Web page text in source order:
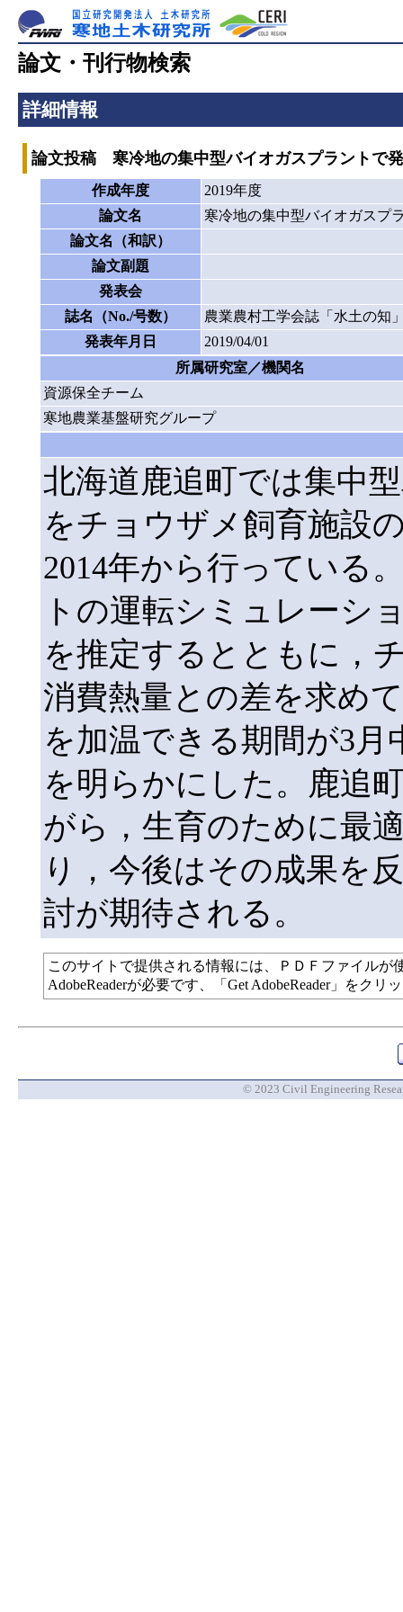
論文・刊行物検索
詳細情報
論文投稿 寒冷地の集中型バイオガスプラントで
作成年度
2019年度
論文名
寒冷地の集中型バイオガスプ
論文名（和訳）
論文副題
発表会
誌名（No./号数）
農業農村工学会誌「水土の知
発表年月日
2019/04/01
所属研究室／機関名
資源保全チーム
寒地農業基盤研究グループ
北海道鹿追町では集中
をチョウザメ飼育施設
2014年から行っている
トの運転シミュレーシ
を推定するとともに，
消費熱量との差を求め
を加温できる期間が3
を明らかにした。鹿追
がら，生育のために最
り，今後はその成果を
討が期待される。
このサイトで提供される情報には、ＰＤＦファイル
AdobeReaderが必要です、「Get AdobeReader」をク
© 2023 Civil Engineering